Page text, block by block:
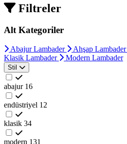
Filtreler
Alt Kategoriler
Abajur Lambader Ahşap Lambader
Klasik Lambader
Modern Lambader
Stil
abajur 16
endüstriyel 12
klasik 34
modern 131